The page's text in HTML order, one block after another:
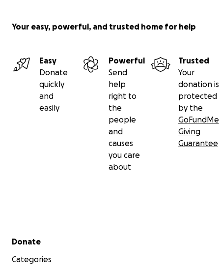
Your easy, powerful, and trusted home for help
Easy
Donate
quickly
and
easily
Powerful
Send
help
right to
the
people
and
causes
you care
about
Trusted
Your
donation is
protected
by the
GoFundMe
Giving
Guarantee
Secondary menu
Donate
Categories